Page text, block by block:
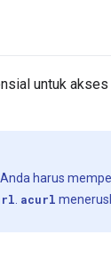
untuk
harus
acurl